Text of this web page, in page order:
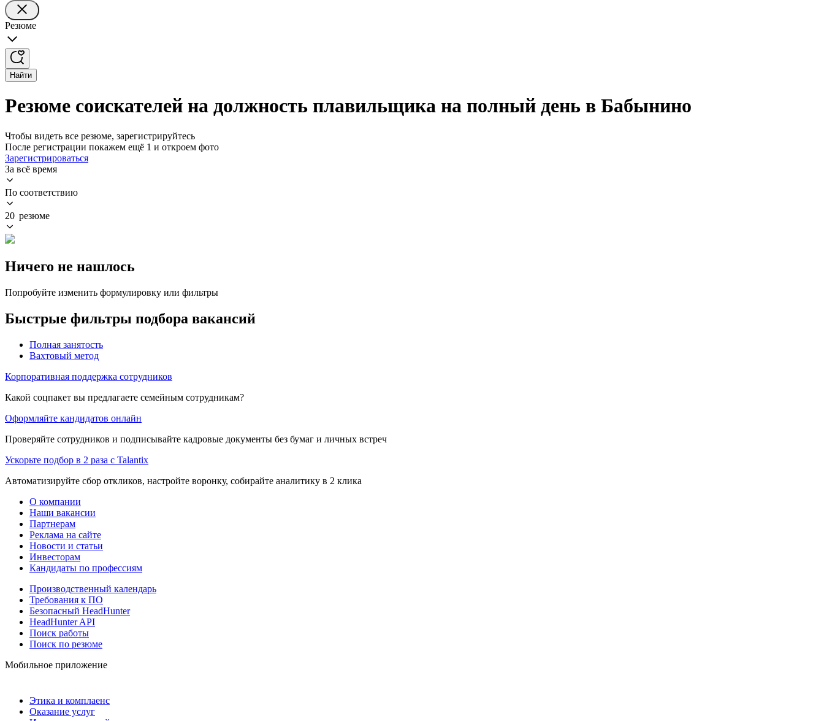
Резюме
Найти
Резюме соискателей на должность плавильщика на полный день в Бабынино
Чтобы видеть все резюме, зарегистрируйтесь
После регистрации покажем ещё 1 и откроем фото
Зарегистрироваться
За всё время
По соответствию
20 резюме
Ничего не нашлось
Попробуйте изменить формулировку или фильтры
Быстрые фильтры подбора вакансий
Полная занятость
Вахтовый метод
Корпоративная поддержка сотрудников
Какой соцпакет вы предлагаете семейным сотрудникам?
Оформляйте кандидатов онлайн
Проверяйте сотрудников и подписывайте кадровые документы без бумаг и личных встреч
Ускорьте подбор в 2 раза с Talantix
Автоматизируйте сбор откликов, настройте воронку, собирайте аналитику в 2 клика
О компании
Наши вакансии
Партнерам
Реклама на сайте
Новости и статьи
Инвесторам
Кандидаты по профессиям
Производственный календарь
Требования к ПО
Безопасный HeadHunter
HeadHunter API
Поиск работы
Поиск по резюме
Мобильное приложение
Этика и комплаенс
Оказание услуг